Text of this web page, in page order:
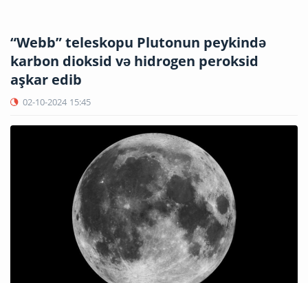
“Webb” teleskopu Plutonun peykində
karbon dioksid və hidrogen peroksid
aşkar edib
02-10-2024 15:45